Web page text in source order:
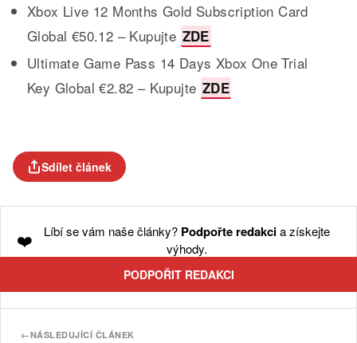
Xbox Live 12 Months Gold Subscription Card
Global €50.12 – Kupujte ZDE
Ultimate Game Pass 14 Days Xbox One Trial
Key Global €2.82 – Kupujte ZDE
Sdílet článek
❤️ Líbí se vám naše články? Podpořte redakcia získejte
výhody.
PODPOŘIT REDAKCI
←NÁSLEDUJÍCÍ ČLÁNEK